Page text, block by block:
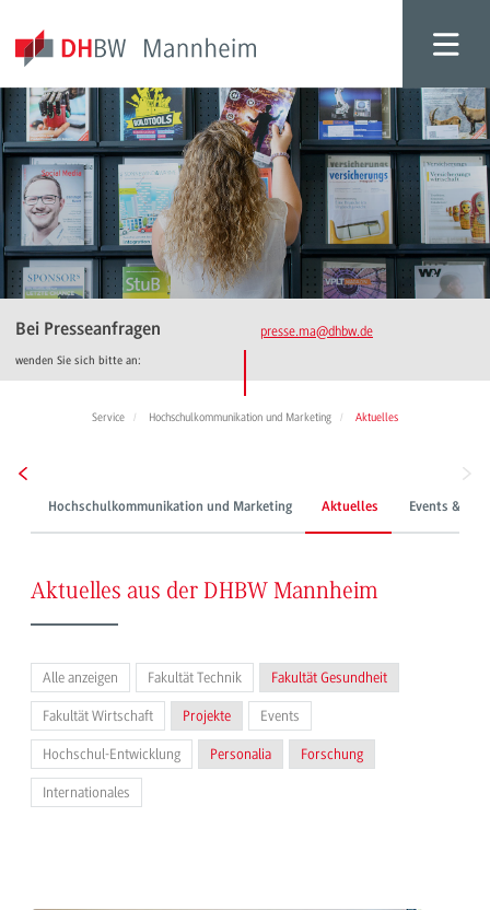
Bei Presseanfragen
wenden Sie sich bitte an:
presse.ma@dhbw.de
Service Hochschulkommunikation und Marketing Aktuelles
Hochschulkommunikation und Marketing Aktuelles Events &
Aktuelles aus der DHBW Mannheim
Alle anzeigen Fakultät Technik Fakultät Gesundheit
Fakultät Wirtschaft Projekte Events
Hochschul-Entwicklung Personalia Forschung
Internationales